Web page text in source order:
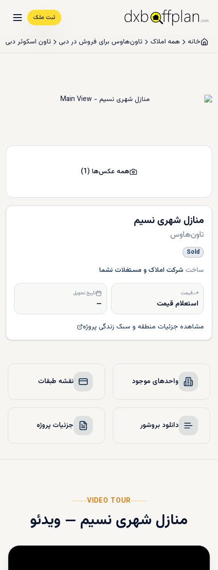
ثبت ملک
خانه همه املاک تاون‌هاوس برای فروش در دبی تاون اسکوئر دبی
منازل شهری نسیم
تاون‌هاوس
Sold
ساخت شرکت املاک و مستغلات نشما
قیمت
استعلام قیمت
تاریخ تحویل
—
مشاهده جزئیات منطقه و سبک زندگی پروژه
همه عکس‌ها (
1
)
واحدهای موجود نقشه طبقات
دانلود بروشور جزئیات پروژه
VIDEO TOUR
منازل شهری نسیم — ویدئو